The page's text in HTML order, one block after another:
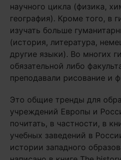
научного цикла (физика,
география). Кроме того, в
изучать больше
(история, литература,
другие языки). Во многих
обязательной либо
преподавали рисование и
Это общие тренды для
учреждений Европы и
почитать, в частности, в
учебных заведений в
истории западного